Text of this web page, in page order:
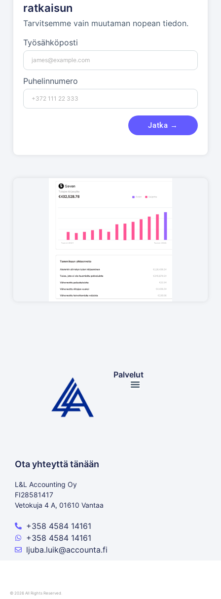
ratkaisun
Tarvitsemme vain muutaman nopean tiedon.
Työsähköposti
Puhelinnumero
Jatka →
Palvelut
Ota yhteyttä tänään
L&L Accounting Oy
FI28581417
Vetokuja 4 A, 01610 Vantaa
+358 4584 14161
+358 4584 14161
ljuba.luik@accounta.fi
© 2026 All Rights Reserved.